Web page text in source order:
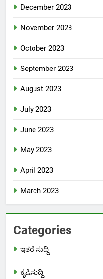
December 2023
November 2023
October 2023
September 2023
August 2023
July 2023
June 2023
May 2023
April 2023
March 2023
Categories
ಇತರೆ ಸುದ್ದಿ
ಕೃಷಿಸುದ್ದಿ